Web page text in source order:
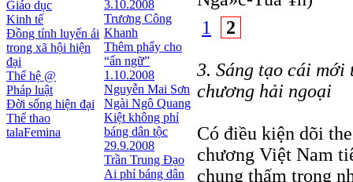
Giáo dục
Kinh tế
Đồng tính luyến ái
trong xã hội hiện
đại
Thế hệ @
Pháp luật
Đời sống hiện đại
Thể thao
talaFemina
3.10.2008
Trương Công
Khanh
Thêm phẩy cho
“ẩn ngữ”
1.10.2008
Nguyễn Mai Sơn
Ngài Ngô Quang
Kiệt không phỉ
báng dân tộc
29.9.2008
Trần Trung Đạo
Ai phỉ báng dân
1
2
3. Sáng tạo cái mới
chương hải ngoại
Có điều kiện dõi
chương Việt Nam
chung thấm trong